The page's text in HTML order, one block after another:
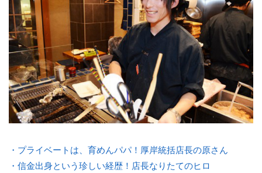
・プライベートは、育めんパパ！厚岸統括店長の原さん
・信金出身という珍しい経歴！店長なりたてのヒロ